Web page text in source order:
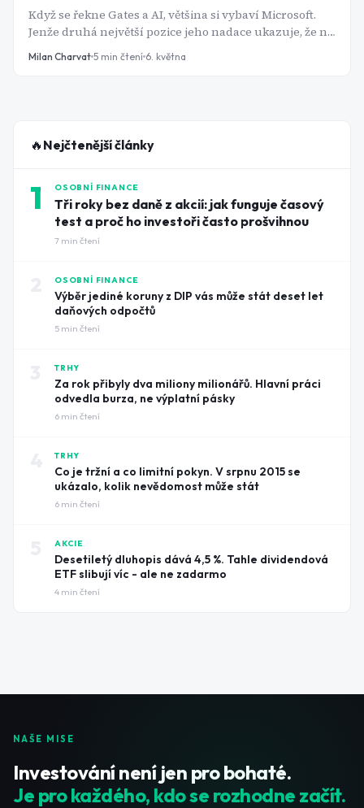
Když se řekne Gates a AI, většina si vybaví Microsoft.
Jenže druhá největší pozice jeho nadace ukazuje, že na
Milan Charvat 5 min čtení 6. května
🔥 Nejčtenější články
1 OSOBNÍ FINANCE
Tři roky bez daně z akcií: jak funguje časový
test a proč ho investoři často prošvihnou
7 min čtení
OSOBNÍ FINANCE
Výběr jediné koruny z DIP vás může stát deset let
daňových odpočtů
5 min čtení
TRHY
Za rok přibyly dva miliony milionářů. Hlavní práci
odvedla burza, ne výplatní pásky
6 min čtení
TRHY
Co je tržní a co limitní pokyn. V srpnu 2015 se
ukázalo, kolik nevědomost může stát
6 min čtení
AKCIE
Desetiletý dluhopis dává 4,5 %. Tahle dividendová
ETF slibují víc - ale ne zadarmo
4 min čtení
NAŠE MISE
Investování není jen pro bohaté.
Je pro každého, kdo se rozhodne začít.